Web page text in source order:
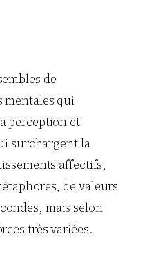
de
mentales qui
perception et
surchargent la
affectifs,
de valeurs
mais selon
très variées.